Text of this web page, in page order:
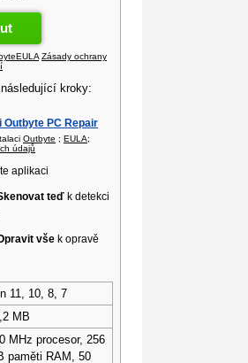
EULA Zásady ochrany
kroky:
PC Repair
Outbyte ; EULA;
údajů
aplikaci
teď k detekci
vše k opravě
11, 10, 8, 7
MB
MHz procesor, 256
paměti RAM, 50